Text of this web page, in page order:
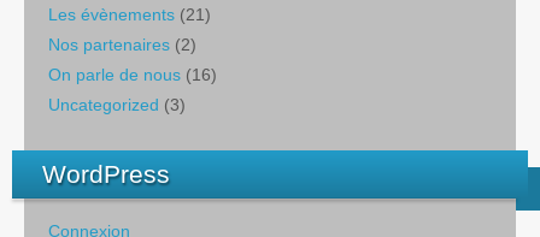
Les évènements (21)
Nos partenaires (2)
On parle de nous (16)
Uncategorized (3)
WordPress
Connexion